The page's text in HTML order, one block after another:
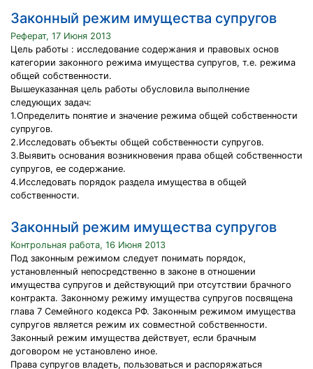
Законный режим имущества супругов
Реферат, 17 Июня 2013
Цель работы : исследование содержания и правовых основ
категории законного режима имущества супругов, т.е. режима
общей собственности.
Вышеуказанная цель работы обусловила выполнение
следующих задач:
1.Определить понятие и значение режима общей собственности
супругов.
2.Исследовать объекты общей собственности супругов.
3.Выявить основания возникновения права общей собственности
супругов, ее содержание.
4.Исследовать порядок раздела имущества в общей
собственности.
Законный режим имущества супругов
Контрольная работа, 16 Июня 2013
Под законным режимом следует понимать порядок,
установленный непосредственно в законе в отношении
имущества супругов и действующий при отсутствии брачного
контракта. Законному режиму имущества супругов посвящена
глава 7 Семейного кодекса РФ. Законным режимом имущества
супругов является режим их совместной собственности.
Законный режим имущества действует, если брачным
договором не установлено иное.
Права супругов владеть, пользоваться и распоряжаться